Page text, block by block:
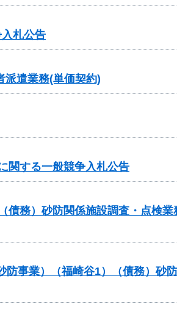
札公告
派遣業務(単価契約)
関する一般競争入札公告
債務）砂防関係施設調査・点検
事業）（福崎谷1）（債務）砂